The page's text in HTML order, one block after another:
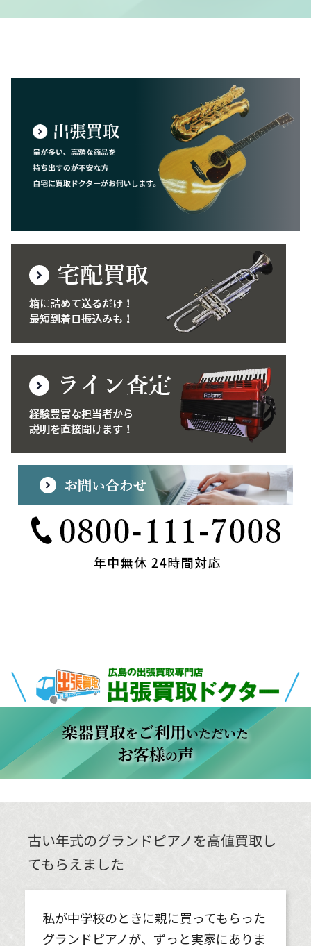
楽器買取をご利用いただいた
お客様の声
買取スタッフの対応が良かった
出張買取ドクターは今回初めて利用しま
したが、買取スタッフの対応が良かった
です。